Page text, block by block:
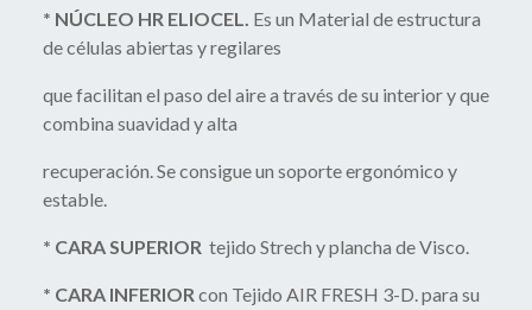
* NÚCLEO HR ELIOCEL. Es un Material de estructura
de células abiertas y regilares
que facilitan el paso del aire a través de su interior y que
combina suavidad y alta
recuperación. Se consigue un soporte ergonómico y
estable.
* CARA SUPERIOR tejido Strech y plancha de Visco.
* CARA INFERIOR con Tejido AIR FRESH 3-D. para su